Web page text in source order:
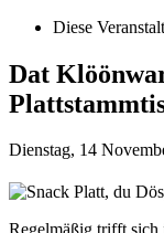
Diese
Dat
Dienstag, 14